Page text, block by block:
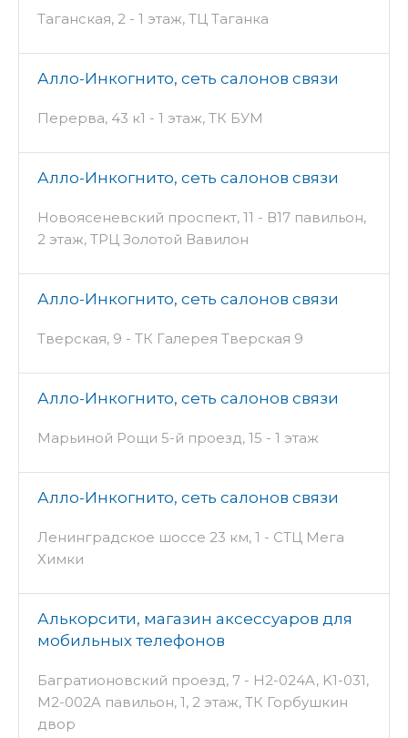
Таганская, 2 - 1 этаж, ТЦ Таганка
Алло-Инкогнито, сеть салонов связи
Перерва, 43 к1 - 1 этаж, ТК БУМ
Алло-Инкогнито, сеть салонов связи
Новоясеневский проспект, 11 - В17 павильон,
2 этаж, ТРЦ Золотой Вавилон
Алло-Инкогнито, сеть салонов связи
Тверская, 9 - ТК Галерея Тверская 9
Алло-Инкогнито, сеть салонов связи
Марьиной Рощи 5-й проезд, 15 - 1 этаж
Алло-Инкогнито, сеть салонов связи
Ленинградское шоссе 23 км, 1 - СТЦ Мега
Химки
Алькорсити, магазин аксессуаров для
мобильных телефонов
Багратионовский проезд, 7 - H2-024A, K1-031,
M2-002A павильон, 1, 2 этаж, ТК Горбушкин
двор